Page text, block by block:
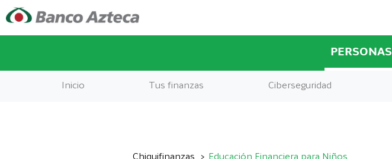
PERSONAS
Inicio Tus finanzas Ciberseguridad